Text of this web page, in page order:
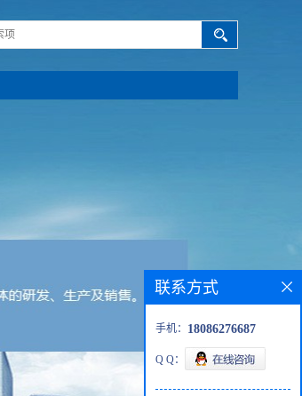
联系方式
手机： 18086276687
Q Q：